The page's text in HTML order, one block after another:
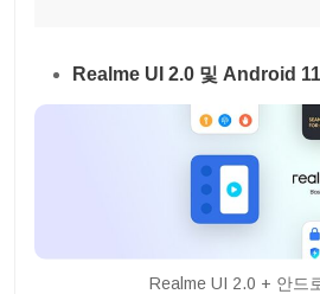
Realme UI 2.0 및 Android 11
Realme UI 2.0 + 안드